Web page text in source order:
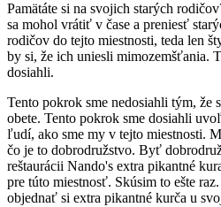
Pamätáte si na svojich starých
sa mohol vrátiť v čase a preniesť
rodičov do tejto miestnosti, teda len
by si, že ich uniesli mimozemšťania.
dosiahli.
Tento pokrok sme nedosiahli tým, že
obete. Tento pokrok sme dosiahli
ľudí, ako sme my v tejto miestnosti.
čo je to dobrodružstvo. Byť
reštaurácii Nando's extra pikantné
pre túto miestnosť. Skúsim to ešte
objednať si extra pikantné kurča u